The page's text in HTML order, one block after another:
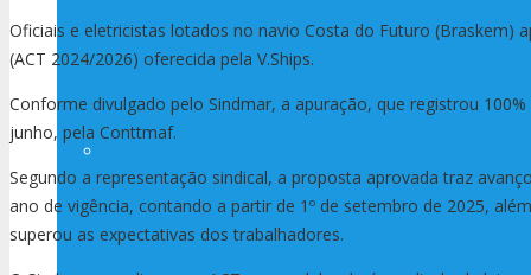
Oficiais e eletricistas lotados no navio Costa do Futuro (Braskem)
(ACT 2024/2026) oferecida pela V.Ships.
Conforme divulgado pelo Sindmar, a apuração, que registrou
junho, pela Conttmaf.
Segundo a representação sindical, a proposta aprovada traz
ano de vigência, contando a partir de 1º de setembro de 2025,
superou as expectativas dos trabalhadores.